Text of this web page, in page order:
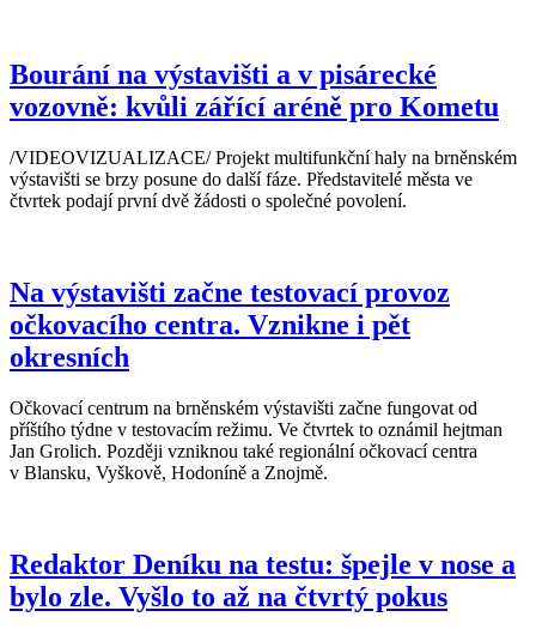
Bourání na výstavišti a v pisárecké
vozovně: kvůli zářící aréně pro Kometu
/VIDEOVIZUALIZACE/ Projekt multifunkční haly na brněnském
výstavišti se brzy posune do další fáze. Představitelé města ve
čtvrtek podají první dvě žádosti o společné povolení.
Na výstavišti začne testovací provoz
očkovacího centra. Vznikne i pět
okresních
Očkovací centrum na brněnském výstavišti začne fungovat od
příštího týdne v testovacím režimu. Ve čtvrtek to oznámil hejtman
Jan Grolich. Později vzniknou také regionální očkovací centra
v Blansku, Vyškově, Hodoníně a Znojmě.
Redaktor Deníku na testu: špejle v nose a
bylo zle. Vyšlo to až na čtvrtý pokus